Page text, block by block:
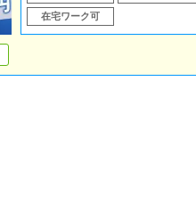
在宅ワーク可